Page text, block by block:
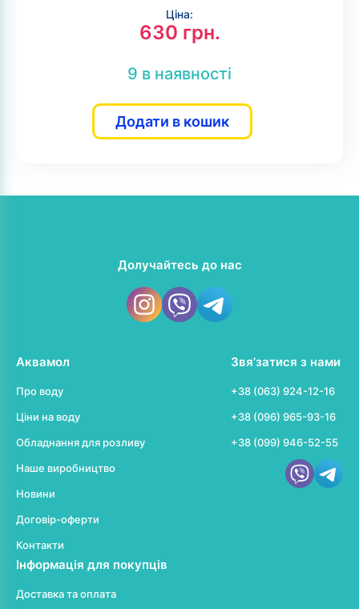
Ціна:
630 грн.
9 в наявності
Додати в кошик
Долучайтесь до нас
Аквамол
Про воду
Ціни на воду
Обладнання для розливу
Наше виробництво
Новини
Договір-оферти
Контакти
Інформація для покупців
Доставка та оплата
Звя’затися з нами
+38 (063) 924-12-16
+38 (096) 965-93-16
+38 (099) 946-52-55